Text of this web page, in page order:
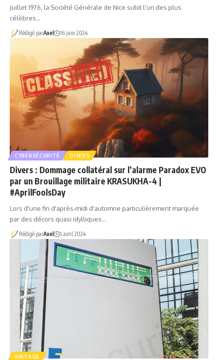
Juillet 1976, la Société Générale de Nice subit l’un des plus
célèbres…
Rédigé parAxel 16 juin 2024
CYBERSÉCURITÉ DIVERS
Divers : Dommage collatéral sur l’alarme Paradox EVO
par un Brouillage militaire KRASUKHA-4 |
#AprilFoolsDay
Lors d'une fin d'après-midi d'automne particulièrement marquée
par des décors quasi idylliques…
Rédigé parAxel 1 avril 2024
VINTAGE